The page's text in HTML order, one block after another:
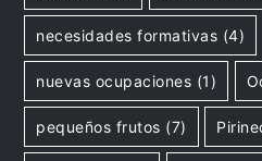
necesidades formativas (4)
nuevas ocupaciones (1)
pequeños frutos (7)